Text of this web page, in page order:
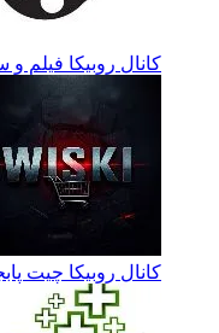
کانال روبیکا فیلم و
کانال روبیکا چیت